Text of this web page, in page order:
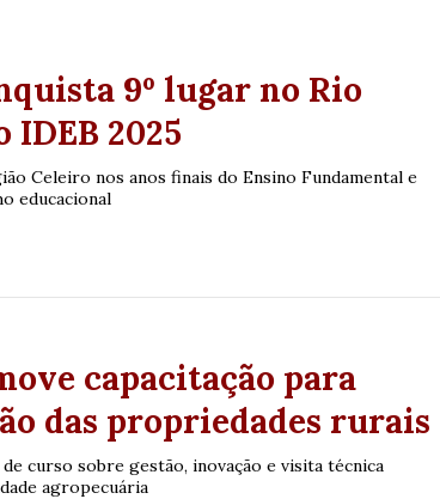
9º lugar no Rio
IDEB 2025
Celeiro nos anos finais do Ensino Fundamental e
educacional
capacitação para
das propriedades rurais
curso sobre gestão, inovação e visita técnica
agropecuária